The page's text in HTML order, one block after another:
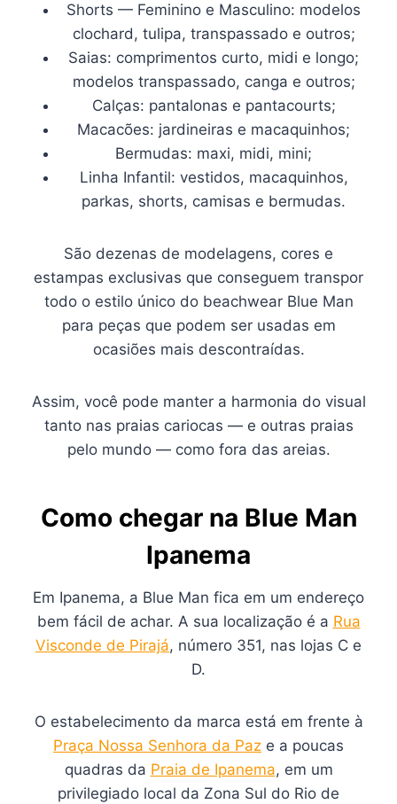
Shorts — Feminino e Masculino: modelos
clochard, tulipa, transpassado e outros;
Saias: comprimentos curto, midi e longo;
modelos transpassado, canga e outros;
Calças: pantalonas e pantacourts;
Macacões: jardineiras e macaquinhos;
Bermudas: maxi, midi, mini;
Linha Infantil: vestidos, macaquinhos,
parkas, shorts, camisas e bermudas.
São dezenas de modelagens, cores e
estampas exclusivas que conseguem transpor
todo o estilo único do beachwear Blue Man
para peças que podem ser usadas em
ocasiões mais descontraídas.
Assim, você pode manter a harmonia do visual
tanto nas praias cariocas — e outras praias
pelo mundo — como fora das areias.
Como chegar na Blue Man
Ipanema
Em Ipanema, a Blue Man fica em um endereço
bem fácil de achar. A sua localização é a Rua
Visconde de Pirajá, número 351, nas lojas C e
D.
O estabelecimento da marca está em frente à
Praça Nossa Senhora da Paz e a poucas
quadras da Praia de Ipanema, em um
privilegiado local da Zona Sul do Rio de